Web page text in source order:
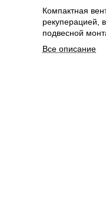
Компактная
рекуперацией,
подвесной
Все описание